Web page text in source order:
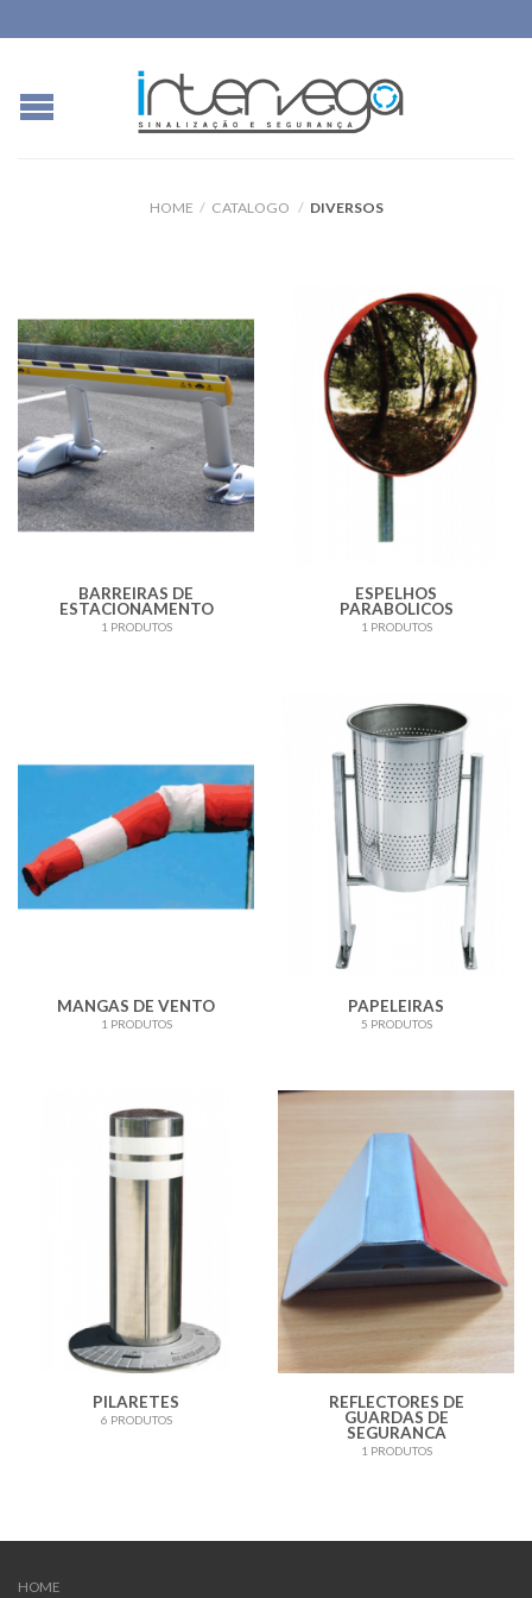
HOME / CATALOGO / DIVERSOS
BARREIRAS DE
ESTACIONAMENTO
1 PRODUTOS
ESPELHOS
PARABOLICOS
1 PRODUTOS
MANGAS DE VENTO
1 PRODUTOS
PAPELEIRAS
5 PRODUTOS
PILARETES
6 PRODUTOS
REFLECTORES DE
GUARDAS DE
SEGURANCA
1 PRODUTOS
HOME